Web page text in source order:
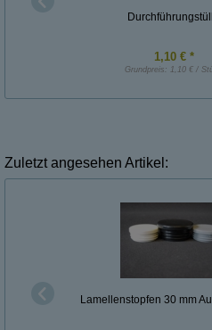
1,10 € *
Grundpreis: 1,10 € /
Zuletzt angesehen Artikel:
Lamellenstopfen 30 mm